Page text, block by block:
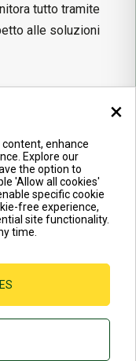
×
enhance
Explore our
the option to
'Allow all cookies'
specific cookie
free experience,
site functionality.
time.
tutto tramite
alle soluzioni